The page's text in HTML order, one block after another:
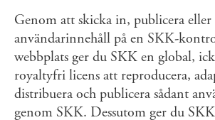
Genom att skicka in, publicera eller
användarinnehåll på en SKK-
webbplats ger du SKK en global,
royaltyfri licens att reproducera,
distribuera och publicera sådant
genom SKK. Dessutom ger du